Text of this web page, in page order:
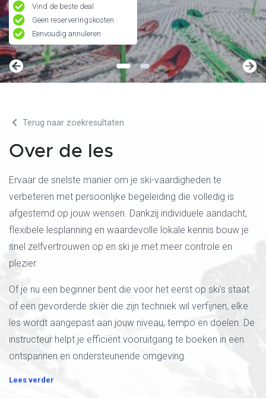
Vind de beste deal
Geen reserveringskosten
Eenvoudig annuleren
Terug naar zoekresultaten
Over de les
Ervaar de snelste manier om je ski-vaardigheden te
verbeteren met persoonlijke begeleiding die volledig is
afgestemd op jouw wensen. Dankzij individuele aandacht,
flexibele lesplanning en waardevolle lokale kennis bouw je
snel zelfvertrouwen op en ski je met meer controle en
plezier.
Of je nu een beginner bent die voor het eerst op ski’s staat
of een gevorderde skiër die zijn techniek wil verfijnen, elke
les wordt aangepast aan jouw niveau, tempo en doelen. De
instructeur helpt je efficiënt vooruitgang te boeken in een
ontspannen en ondersteunende omgeving.
Lees verder